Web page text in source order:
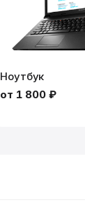
Ноутбук
от 1 800 ₽